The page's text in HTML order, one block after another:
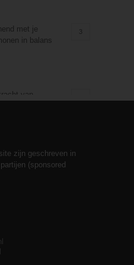
met je
in balans
3
van
en
zijn geschreven in
(sponsored